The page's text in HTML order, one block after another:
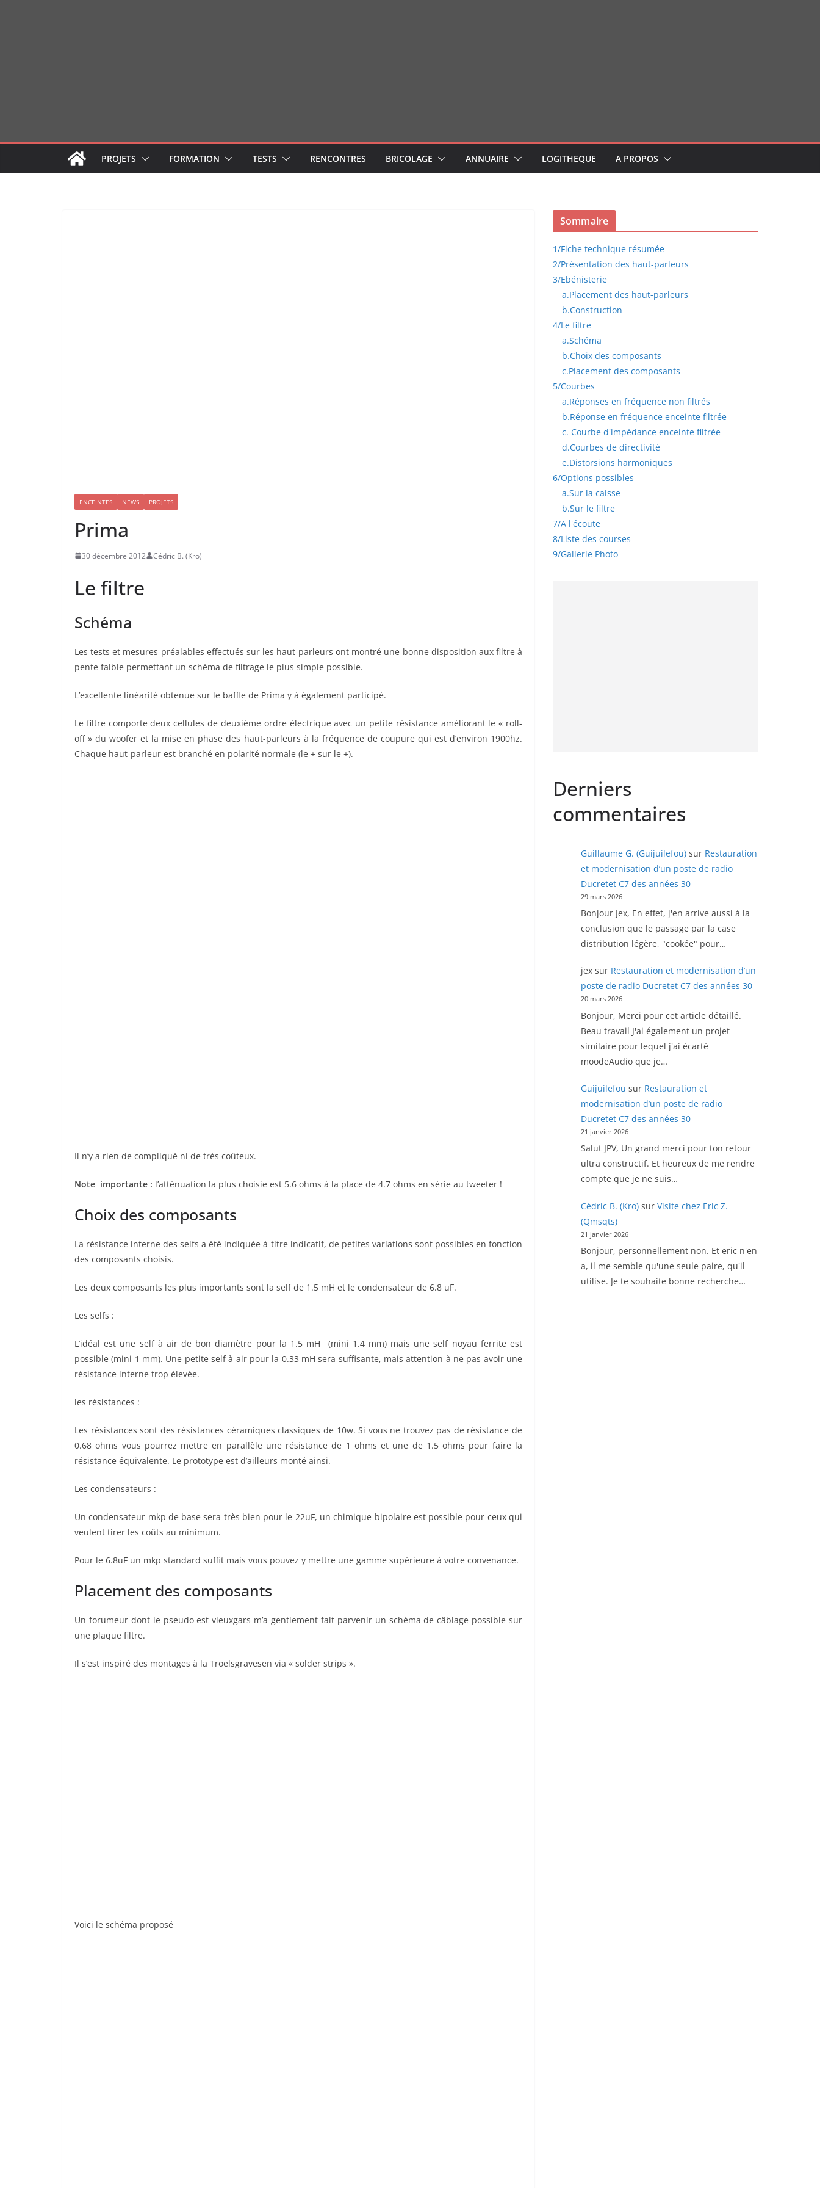
PROJETS FORMATION TESTS RENCONTRES BRICOLAGE ANNUAIRE LOGITHEQUE A PROPOS
ENCEINTES NEWS PROJETS
Prima
30 décembre 2012 Cédric B. (Kro)
Le filtre
Schéma
Les tests et mesures préalables effectués sur les haut-parleurs ont montré une bonne disposition aux filtre à
pente faible permettant un schéma de filtrage le plus simple possible.
L’excellente linéarité obtenue sur le baffle de Prima y à également participé.
Le filtre comporte deux cellules de deuxième ordre électrique avec un petite résistance améliorant le « roll-
off » du woofer et la mise en phase des haut-parleurs à la fréquence de coupure qui est d’environ 1900hz.
Chaque haut-parleur est branché en polarité normale (le + sur le +).
Il n’y a rien de compliqué ni de très coûteux.
Note importante : l’atténuation la plus choisie est 5.6 ohms à la place de 4.7 ohms en série au tweeter !
Choix des composants
La résistance interne des selfs a été indiquée à titre indicatif, de petites variations sont possibles en fonction
des composants choisis.
Les deux composants les plus importants sont la self de 1.5 mH et le condensateur de 6.8 uF.
Les selfs :
L’idéal est une self à air de bon diamètre pour la 1.5 mH (mini 1.4 mm) mais une self noyau ferrite est
possible (mini 1 mm). Une petite self à air pour la 0.33 mH sera suffisante, mais attention à ne pas avoir une
résistance interne trop élevée.
les résistances :
Les résistances sont des résistances céramiques classiques de 10w. Si vous ne trouvez pas de résistance de
0.68 ohms vous pourrez mettre en parallèle une résistance de 1 ohms et une de 1.5 ohms pour faire la
résistance équivalente. Le prototype est d’ailleurs monté ainsi.
Les condensateurs :
Un condensateur mkp de base sera très bien pour le 22uF, un chimique bipolaire est possible pour ceux qui
veulent tirer les coûts au minimum.
Pour le 6.8uF un mkp standard suffit mais vous pouvez y mettre une gamme supérieure à votre convenance.
Placement des composants
Un forumeur dont le pseudo est vieuxgars m’a gentiement fait parvenir un schéma de câblage possible sur
une plaque filtre.
Il s’est inspiré des montages à la Troelsgravesen via « solder strips ».
Voici le schéma proposé
Sommaire
1/Fiche technique résumée
2/Présentation des haut-parleurs
3/Ebénisterie
a.Placement des haut-parleurs
b.Construction
4/Le filtre
a.Schéma
b.Choix des composants
c.Placement des composants
5/Courbes
a.Réponses en fréquence non filtrés
b.Réponse en fréquence enceinte filtrée
c. Courbe d'impédance enceinte filtrée
d.Courbes de directivité
e.Distorsions harmoniques
6/Options possibles
a.Sur la caisse
b.Sur le filtre
7/A l'écoute
8/Liste des courses
9/Gallerie Photo
Derniers
commentaires
Guillaume G. (Guijuilefou)sur Restauration
et modernisation d’un poste de radio
Ducretet C7 des années 30
29 mars 2026
Bonjour Jex, En effet, j'en arrive aussi à la
conclusion que le passage par la case
distribution légère, "cookée" pour…
jexsur Restauration et modernisation d’un
poste de radio Ducretet C7 des années 30
20 mars 2026
Bonjour, Merci pour cet article détaillé.
Beau travail J'ai également un projet
similaire pour lequel j'ai écarté
moodeAudio que je…
Guijuilefou sur Restauration et
modernisation d’un poste de radio
Ducretet C7 des années 30
21 janvier 2026
Salut JPV, Un grand merci pour ton retour
ultra constructif. Et heureux de me rendre
compte que je ne suis…
Cédric B. (Kro)sur Visite chez Eric Z.
(Qmsqts)
21 janvier 2026
Bonjour, personnellement non. Et eric n'en
a, il me semble qu'une seule paire, qu'il
utilise. Je te souhaite bonne recherche…